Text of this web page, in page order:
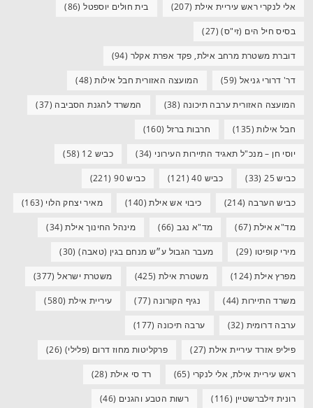
אלי לנקרי ראש עיריית אילת (207) בית חולים יוספטל(86)
בסיס חיל הים (זי"ס)(27)
דוברת משטרת מרחב אילת, פקד אפרת אקלר (94)
דר' דרורי גניאל (59) המועצה האזורית חבל אילות(48)
המועצה האזורית ערבה תיכונה (38) המשרד להגנת הסביבה (37)
חבל אילות(135) חרבות ברזל (160)
יוסי חן – מנכ"ל תאגיד התיירות העירוני (34) כביש 12 (58)
כביש 25 (33) כביש 40 (121) כביש 90 (221)
כביש הערבה (214) כיבוי אש אילת(140) מאיר יצחק הלוי (163)
מד"א אילת(67) מד"א נגב(66) מינהל החינוך אילת(34)
מירי קופיטו (29) מעבר הגבול ע״ש מנחם בגין (טאבה)(30)
מפרץ אילת(124) משטרת אילת (425) משטרת ישראל(377)
משרד התיירות(44) נגיף הקורונה (77) עיריית אילת (580)
ערבה דרומית (32) ערבה תיכונה (177)
פיליפ אזרד עיריית אילת(27) פרקליטות מחוז דרום (פלילי) (26)
ראש עיריית אילת, אלי לנקרי (65) רד סי אילת (28)
רונית זילברשטיין (116) רשות הטבע והגנים (46)